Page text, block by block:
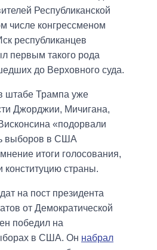
Республиканской
числе конгрессменом
республиканцев
первым такого рода
до Верховного суда.
штабе Трампа уже
Джорджии, Мичигана,
«подорвали
выборов в США
итоги голосования,
конституцию страны.
на пост президента
от Демократической
победил на
в США. Он набрал